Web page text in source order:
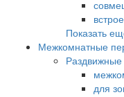
Показать
Межкомнатные
Раздвижные
для